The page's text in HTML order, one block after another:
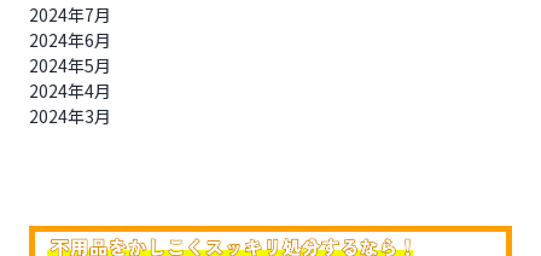
2024年7月
2024年6月
2024年5月
2024年4月
2024年3月